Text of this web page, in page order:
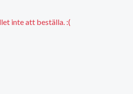
inte att beställa. :(